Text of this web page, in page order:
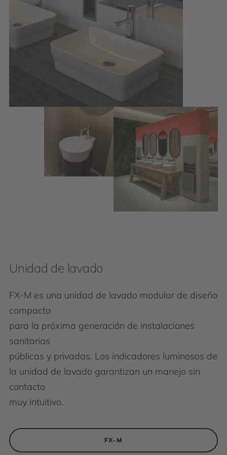
Unidad de lavado
FX-M es una unidad de lavado modular de diseño
compacto
para la próxima generación de instalaciones
sanitarias
públicas y privadas. Los indicadores luminosos de
la unidad de lavado garantizan un manejo sin
contacto
muy intuitivo.
FX-M